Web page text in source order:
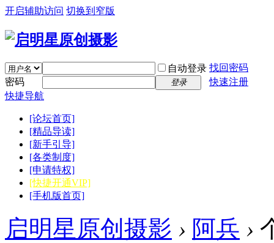
开启辅助访问 切换到窄版
自动登录 找回密码
密码
登录
快速注册
快捷导航
[论坛首页]
[精品导读]
[新手引导]
[各类制度]
[申请特权]
[快捷开通VIP]
[手机版首页]
启明星原创摄影 › 阿兵 ›